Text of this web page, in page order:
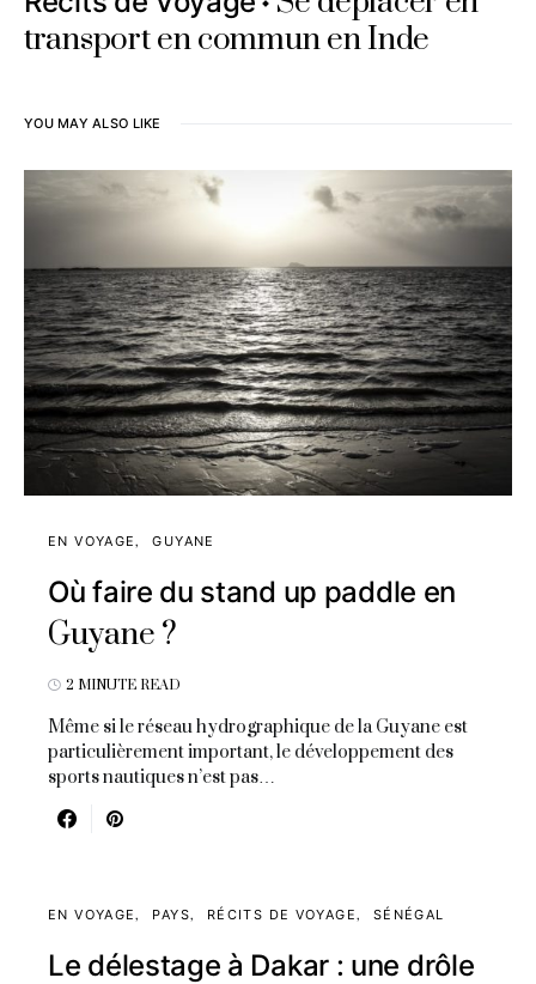
transport en commun en Inde
YOU MAY ALSO LIKE
EN VOYAGE GUYANE
Où faire du stand up paddle en
Guyane ?
2 MINUTE READ
Même si le réseau hydrographique de la Guyane est
particulièrement important, le développement des
sports nautiques n’est pas…
EN VOYAGE PAYS RÉCITS DE VOYAGE SÉNÉGAL
Le délestage à Dakar : une drôle